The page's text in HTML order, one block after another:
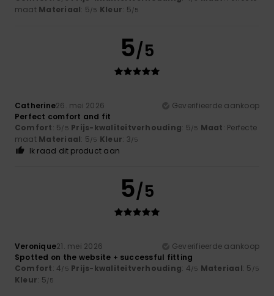
maat Materiaal: 5/5 Kleur: 5/5
5/5
Catherine26. mei 2026
Geverifieerde aankoop
Perfect comfort and fit
Comfort: 5/5 Prijs-kwaliteitverhouding: 5/5 Maat: Perfecte
maat Materiaal: 5/5 Kleur: 3/5
Ik raad dit product aan
5/5
Veronique21. mei 2026
Geverifieerde aankoop
Spotted on the website + successful fitting
Comfort: 4/5 Prijs-kwaliteitverhouding: 4/5 Materiaal: 5 /5
Kleur: 5/5